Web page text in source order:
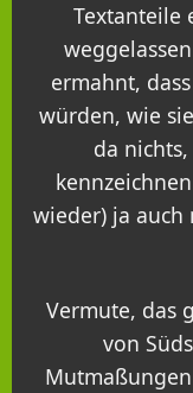
Textanteile
ermahnt,
würden, wie
da
wieder) ja
Vermute, das
von